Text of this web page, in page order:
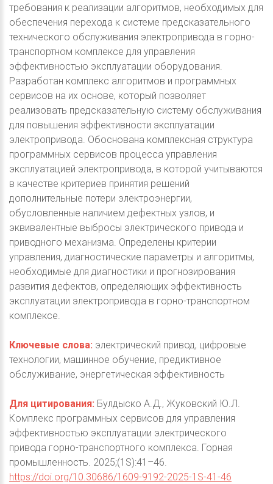
требования к реализации алгоритмов, необходимых для
обеспечения перехода к системе предсказательного
технического обслуживания электропривода в горно-
транспортном комплексе для управления
эффективностью эксплуатации оборудования.
Разработан комплекс алгоритмов и программных
сервисов на их основе, который позволяет
реализовать предсказательную систему обслуживания
для повышения эффективности эксплуатации
электропривода. Обоснована комплексная структура
программных сервисов процесса управления
эксплуатацией электропривода, в которой учитываются
в качестве критериев принятия решений
дополнительные потери электроэнергии,
обусловленные наличием дефектных узлов, и
эквивалентные выбросы электрического привода и
приводного механизма. Определены критерии
управления, диагностические параметры и алгоритмы,
необходимые для диагностики и прогнозирования
развития дефектов, определяющих эффективность
эксплуатации электропривода в горно-транспортном
комплексе.
Ключевые слова: электрический привод, цифровые
технологии, машинное обучение, предиктивное
обслуживание, энергетическая эффективность
Для цитирования: Булдыско А.Д., Жуковский Ю.Л.
Комплекс программных сервисов для управления
эффективностью эксплуатации электрического
привода горно-транспортного комплекса. Горная
промышленность. 2025;(1S):41–46.
https://doi.org/10.30686/1609-9192-2025-1S-41-46